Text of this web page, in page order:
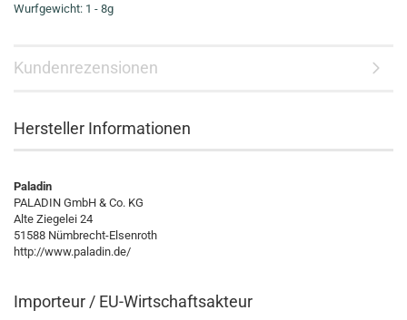
Wurfgewicht: 1 - 8g
Kundenrezensionen
Hersteller Informationen
Paladin
PALADIN GmbH & Co. KG
Alte Ziegelei 24
51588 Nümbrecht-Elsenroth
http://www.paladin.de/
Importeur / EU-Wirtschaftsakteur